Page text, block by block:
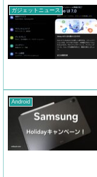
ガジェットニュース
Android